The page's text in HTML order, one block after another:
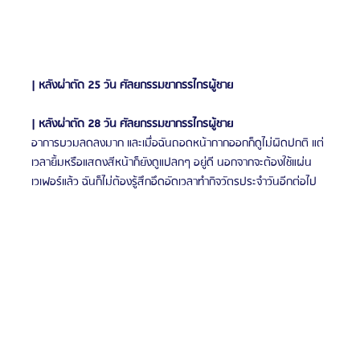
| หลังผ่าตัด 25 วัน ศัลยกรรมขากรรไกรผู้ชาย
| หลังผ่าตัด 28 วัน ศัลยกรรมขากรรไกรผู้ชาย
อาการบวมลดลงมาก และเมื่อฉันถอดหน้ากากออกก็ดูไม่ผิดปกติ แต่
เวลายิ้มหรือแสดงสีหน้าก็ยังดูแปลกๆ อยู่ดี นอกจากจะต้องใช้แผ่น
เวเฟอร์แล้ว ฉันก็ไม่ต้องรู้สึกอึดอัดเวลาทำกิจวัตรประจำวันอีกต่อไป